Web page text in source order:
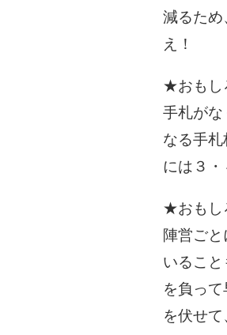
減るた
え！
★おもし
手札が
なる手
には３・
★おもし
陣営ご
いるこ
を負っ
を伏せ